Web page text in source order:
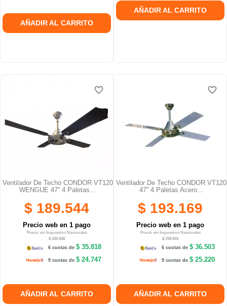
AÑADIR AL CARRITO
AÑADIR AL CARRITO
Ventilador De Techo CONDOR VT120
WENGUE 47'' 4 Paletas...
$ 189.544
Precio web en 1 pago
Precio sin Impuestos Nacionales
$ 156.648
6 cuotas de$ 35.818
9 cuotas de$ 24.747
AÑADIR AL CARRITO
favorite_border
Ventilador De Techo CONDOR VT120
47'' 4 Paletas Acero...
$ 193.169
Precio web en 1 pago
Precio sin Impuestos Nacionales
$ 159.644
6 cuotas de$ 36.503
9 cuotas de$ 25.220
AÑADIR AL CARRITO
favorite_border